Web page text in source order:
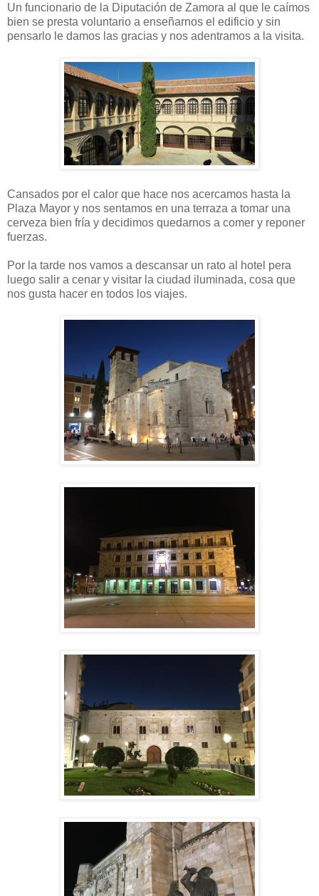
Un funcionario de la Diputación de Zamora al que le caímos
bien se presta voluntario a enseñarnos el edificio y sin
pensarlo le damos las gracias y nos adentramos a la visita.
Cansados por el calor que hace nos acercamos hasta la
Plaza Mayor y nos sentamos en una terraza a tomar una
cerveza bien fría y decidimos quedarnos a comer y reponer
fuerzas.
Por la tarde nos vamos a descansar un rato al hotel pera
luego salir a cenar y visitar la ciudad iluminada, cosa que
nos gusta hacer en todos los viajes.